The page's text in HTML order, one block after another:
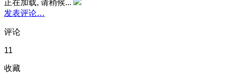
正在加载, 请稍候...
发表评论…
评论
11
收藏